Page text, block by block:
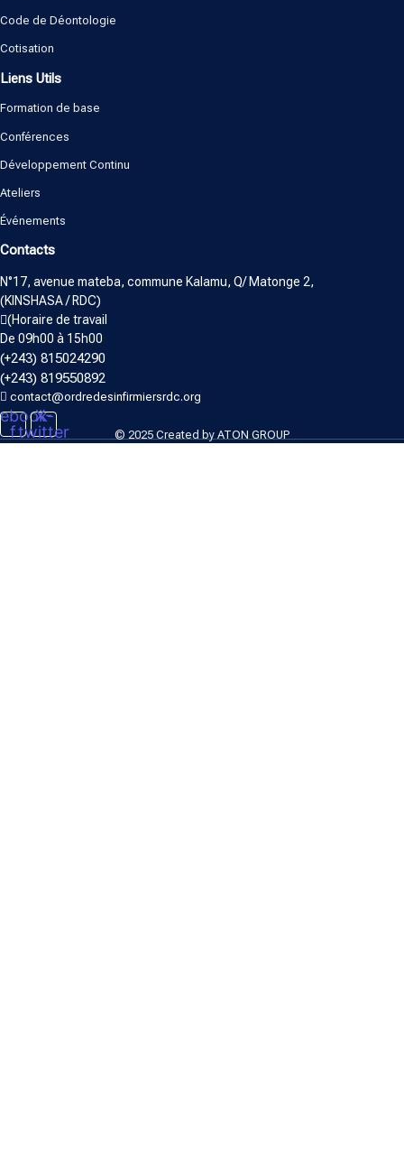
Code de Déontologie
Cotisation
Liens Utils
Formation de base
Conférences
Développement Continu
Ateliers
Événements
Contacts
N°17, avenue mateba, commune Kalamu, Q/ Matonge 2,
(KINSHASA / RDC)
(Horaire de travail
De 09h00 à 15h00
(+243) 815024290
(+243) 819550892
contact@ordredesinfirmiersrdc.org
f
X-
twitter
© 2025 Created by ATON GROUP